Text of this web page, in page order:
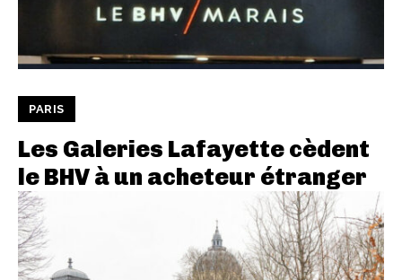
PARIS
Les Galeries Lafayette cèdent
le BHV à un acheteur étranger